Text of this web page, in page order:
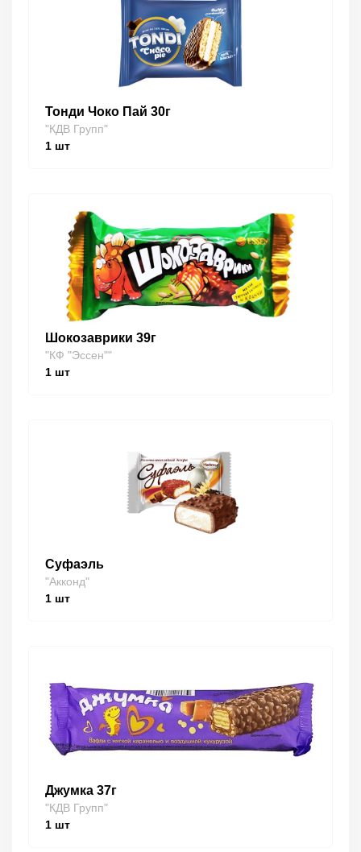
Тонди Чоко Пай 30г
"КДВ Групп"
1 шт
Шокозаврики 39г
"КФ "Эссен""
1 шт
Суфаэль
"Акконд"
1 шт
Джумка 37г
"КДВ Групп"
1 шт